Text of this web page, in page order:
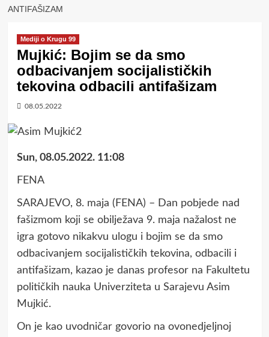
ANTIFAŠIZAM
Mediji o Krugu 99
Mujkić: Bojim se da smo
odbacivanjem socijalističkih
tekovina odbacili antifašizam
08.05.2022
Sun, 08.05.2022. 11:08
FENA
SARAJEVO, 8. maja (FENA) – Dan pobjede nad
fašizmom koji se obilježava 9. maja nažalost ne
igra gotovo nikakvu ulogu i bojim se da smo
odbacivanjem socijalističkih tekovina, odbacili i
antifašizam, kazao je danas profesor na Fakultetu
političkih nauka Univerziteta u Sarajevu Asim
Mujkić.
On je kao uvodničar govorio na ovonedjeljnoj